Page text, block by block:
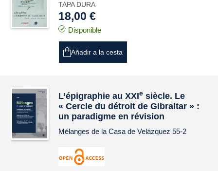
TAPA DURA
18,00 €
Disponible
Añadir a la cesta
L’épigraphie au XXIe siècle. Le
« Cercle du détroit de Gibraltar » :
un paradigme en révision
Mélanges de la Casa de Velázquez 55-2